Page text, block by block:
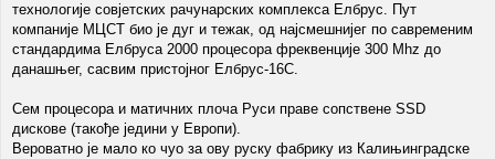
технологије совјетских рачунарских комплекса Елбрус. Пут
компаније МЦСТ био је дуг и тежак, од најсмешнијег по савременим
стандардима Елбруса 2000 процесора фреквенције 300 Мhz до
данашњег, сасвим пристојног Елбрус-16С.
Сем процесора и матичних плоча Руси праве сопствене SSD
дискове (такође једини у Европи).
Вероватно је мало ко чуо за ову руску фабрику из Калињинградске